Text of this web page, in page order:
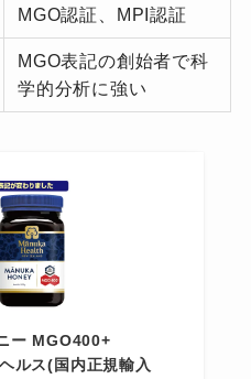
MGO認証、MPI認証
MGO表記の創始者で科
学的分析に強い
ー MGO400+
ルス(国内正規輸入